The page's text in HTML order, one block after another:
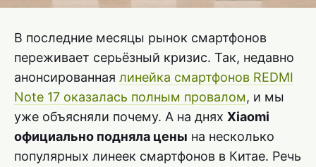
В последние месяцы рынок смартфонов
переживает серьёзный кризис. Так, недавно
анонсированная линейка смартфонов REDMI
Note 17 оказалась полным провалом, и мы
уже объясняли почему. А на днях Xiaomi
официально подняла цены на несколько
популярных линеек смартфонов в Китае. Речь